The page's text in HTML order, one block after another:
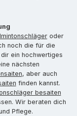
oder
noch die für die
ein hochwertiges
nächsten
, aber auch
finden kannst.
besaiten
Wir beraten dich
Pflege.